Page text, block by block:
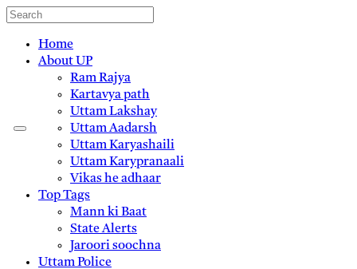
Home
About UP
Ram Rajya
Kartavya path
Uttam Lakshay
Uttam Aadarsh
Uttam Karyashaili
Uttam Karypranaali
Vikas he adhaar
Top Tags
Mann ki Baat
State Alerts
Jaroori soochna
Uttam Police